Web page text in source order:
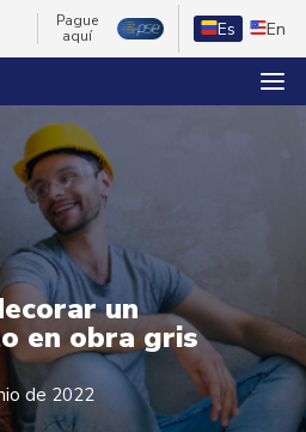
Pague
aquí
Es En
un
en obra gris
de 2022